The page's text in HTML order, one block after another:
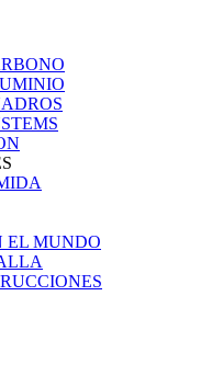
EL MUNDO